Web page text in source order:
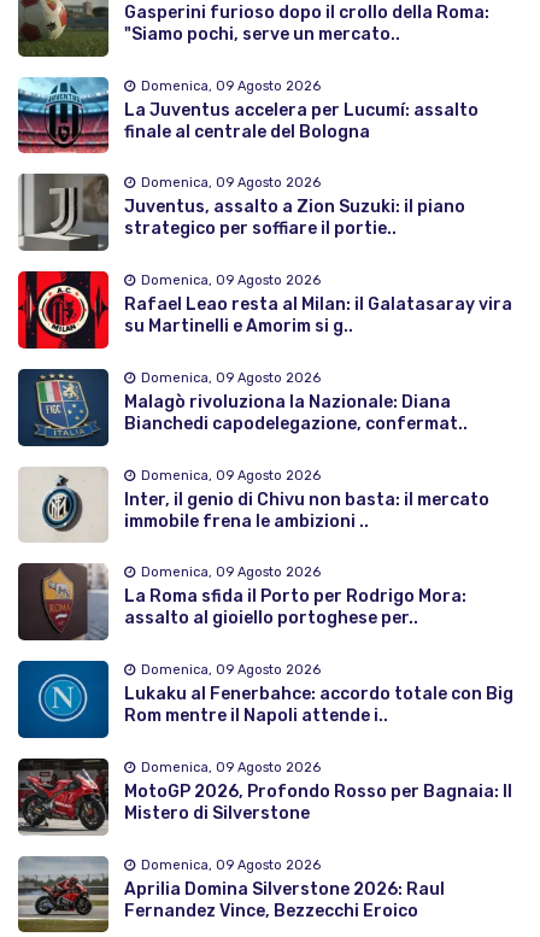
Gasperini furioso dopo il crollo della Roma:
"Siamo pochi, serve un mercato..
Domenica, 09 Agosto 2026
La Juventus accelera per Lucumí: assalto
finale al centrale del Bologna
Domenica, 09 Agosto 2026
Juventus, assalto a Zion Suzuki: il piano
strategico per soffiare il portie..
Domenica, 09 Agosto 2026
Rafael Leao resta al Milan: il Galatasaray vira
su Martinelli e Amorim si g..
Domenica, 09 Agosto 2026
Malagò rivoluziona la Nazionale: Diana
Bianchedi capodelegazione, confermat..
Domenica, 09 Agosto 2026
Inter, il genio di Chivu non basta: il mercato
immobile frena le ambizioni ..
Domenica, 09 Agosto 2026
La Roma sfida il Porto per Rodrigo Mora:
assalto al gioiello portoghese per..
Domenica, 09 Agosto 2026
Lukaku al Fenerbahce: accordo totale con Big
Rom mentre il Napoli attende i..
Domenica, 09 Agosto 2026
MotoGP 2026, Profondo Rosso per Bagnaia: Il
Mistero di Silverstone
Domenica, 09 Agosto 2026
Aprilia Domina Silverstone 2026: Raul
Fernandez Vince, Bezzecchi Eroico